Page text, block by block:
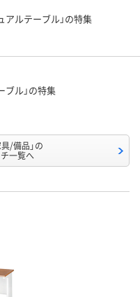
ルテーブル」の特集
ル」の特集
/備品」の
一覧へ